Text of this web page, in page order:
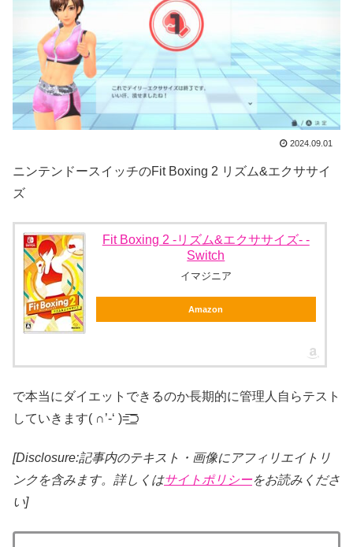
2024.09.01
ニンテンドースイッチのFit Boxing 2 リズム&エクササイ
ズ
Fit Boxing 2 -リズム&エクササイズ- -
Switch
イマジニア
Amazon
で本当にダイエットできるのか長期的に管理人自らテスト
していきます( ∩’-‘ )=͟͟͞͞⊃
[Disclosure:記事内のテキスト・画像にアフィリエイトリ
ンクを含みます。詳しくはサイトポリシーをお読みくださ
い]